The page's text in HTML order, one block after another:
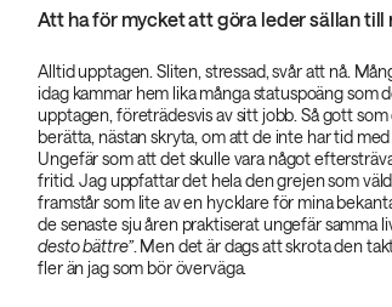
Att ha för mycket att göra leder sällan
Alltid upptagen. Sliten, stressad, svår att nå.
idag kammar hem lika många statuspoäng som
upptagen, företrädesvis av sitt jobb. Så gott
berätta, nästan skryta, om att de inte har tid
Ungefär som att det skulle vara något
fritid. Jag uppfattar det hela den grejen som
framstår som lite av en hycklare för mina
de senaste sju åren praktiserat ungefär samma
desto bättre”. Men det är dags att skrota den
fler än jag som bör överväga.